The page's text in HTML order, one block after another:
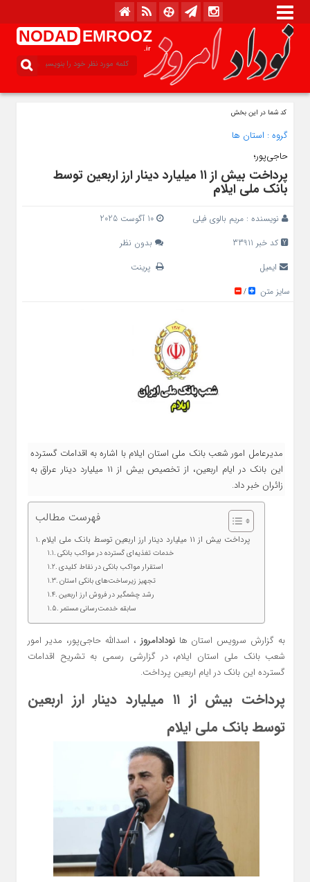
NODAD EMROOZ
.ir
کد شما در این بخش
گروه : استان ها
حاجی‌پور؛
پرداخت بیش از ۱۱ میلیارد دینار ارز اربعین توسط
بانک ملی ایلام
نویسنده : مریم بالوی فیلی
10 آگوست 2025
کد خبر 33911
بدون نظر
ایمیل
پرینت
سایز متن
/
مدیرعامل امور شعب بانک ملی استان ایلام با اشاره به اقدامات گسترده
این بانک در ایام اربعین، از تخصیص بیش از ۱۱ میلیارد دینار عراق به
زائران خبر داد.
فهرست مطالب
پرداخت بیش از ۱۱ میلیارد دینار ارز اربعین توسط بانک ملی ایلام
خدمات تغذیه‌ای گسترده در مواکب بانکی
استقرار مواکب بانکی در نقاط کلیدی
تجهیز زیرساخت‌های بانکی استان
رشد چشمگیر در فروش ارز اربعین
سابقه خدمت‌رسانی مستمر
به گزارش سرویس استان هانودادامروز ، اسدالله حاجی‌پور، مدیر امور
شعب بانک ملی استان ایلام، در گزارشی رسمی به تشریح اقدامات
گسترده این بانک در ایام اربعین پرداخت.
پرداخت بیش از ۱۱ میلیارد دینار ارز اربعین
توسط بانک ملی ایلام